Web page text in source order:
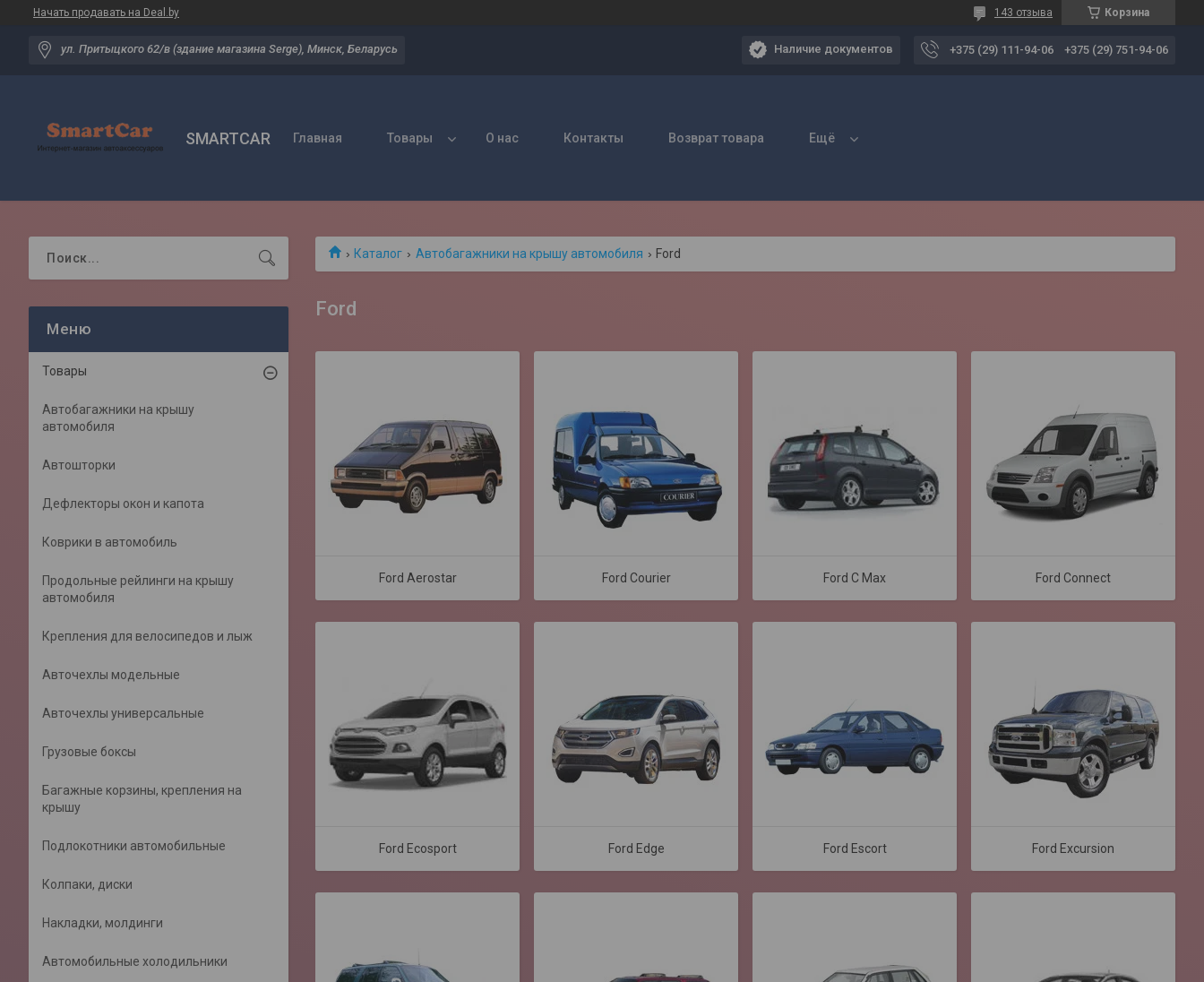
Начать продавать на Deal.by Корзина
143 отзыва
ул. Притыцкого 62/в (здание магазина Serge), Минск, Беларусь Наличие документов +375 (29) 111-94-06 +375 (29) 751-94-06
SMARTCAR Главная Товары О нас Контакты Возврат товара Ещё
Каталог Автобагажники на крышу автомобиля Ford
Ford
Ford Aerostar Ford Courier Ford C Max Ford Connect
Ford Ecosport Ford Edge Ford Escort Ford Excursion
Товары
Автобагажники на крышу
автомобиля
Автошторки
Дефлекторы окон и капота
Коврики в автомобиль
Продольные рейлинги на крышу
автомобиля
Крепления для велосипедов и лыж
Авточехлы модельные
Авточехлы универсальные
Грузовые боксы
Багажные корзины, крепления на
крышу
Подлокотники автомобильные
Колпаки, диски
Накладки, молдинги
Автомобильные холодильники